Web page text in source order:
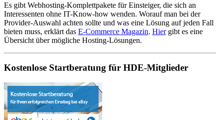
Es gibt Webhosting-Komplettpakete für Einsteiger, die sich an
Interessenten ohne IT-Know-how wenden. Worauf man bei der
Provider-Auswahl achten sollte und was eine Lösung auf jeden Fall
bieten muss, erklärt das E-Commerce Magazin. Hiergibt es eine
Übersicht über mögliche Hosting-Lösungen.
Kostenlose Startberatung für HDE-Mitglieder